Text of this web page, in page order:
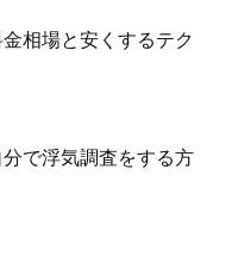
相場と安くするテク
分で浮気調査をする方